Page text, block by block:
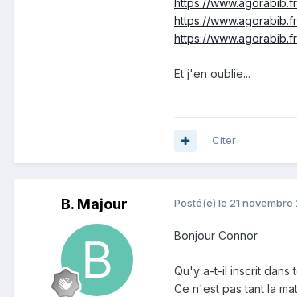
https://
https://
https://
Et j'en oublie...
Citer
B. Majour Posté(e) le 21 novembre
Bonjour Connor
Qu'y a-t-il inscrit dans
Ce n'est pas tant la